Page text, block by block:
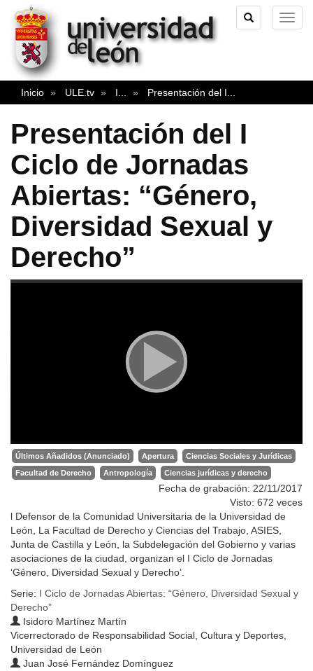
TOGGLE
SEARCH
Inicio ULE.tv I Presentación del I
Presentación del I
Ciclo de Jornadas
Abiertas: “Género,
Diversidad Sexual y
Derecho”
Últimos Añadidos (Anunciado) Apertura
Ciencias Sociales y Jurídicas
Facultad de Derecho
Antropología Ciencias jurídicas y derecho
Fecha de grabación: 22/11/2017
Visto: 672 veces
l Defensor de la Comunidad Universitaria de la Universidad de
León, La Facultad de Derecho y Ciencias del Trabajo, ASIES,
Junta de Castilla y León, la Subdelegación del Gobierno y varias
asociaciones de la ciudad, organizan el I Ciclo de Jornadas
‘Género, Diversidad Sexual y Derecho’.
Serie: I Ciclo de Jornadas Abiertas: “Género, Diversidad Sexual y
Derecho”
Isidoro Martínez Martín
Vicerrectorado de Responsabilidad Social, Cultura y Deportes,
Universidad de León
Juan José Fernández Domínguez